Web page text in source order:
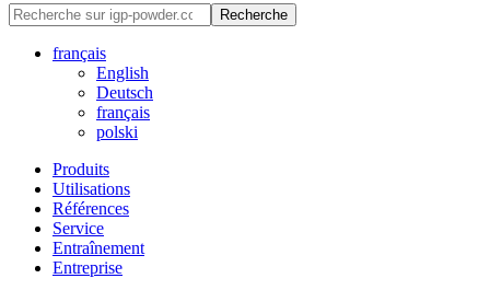
Recherche
français
English
Deutsch
français
polski
Produits
Utilisations
Références
Service
Entraînement
Entreprise